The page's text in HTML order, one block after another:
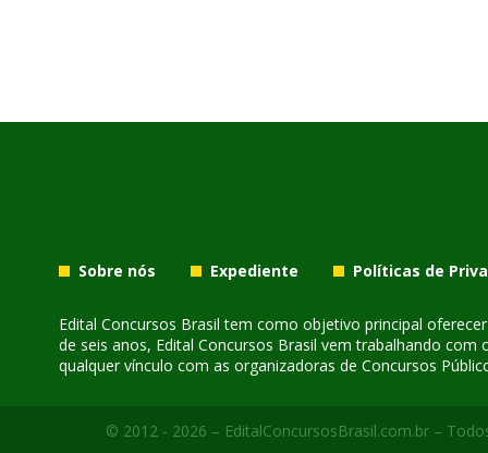
Sobre nós Expediente Políticas de
Edital Concursos Brasil tem como objetivo principal
de seis anos, Edital Concursos Brasil vem trabalhando
qualquer vínculo com as organizadoras de Concursos
© 2012 - 2026 – EditalConcursosBrasil.com.br –